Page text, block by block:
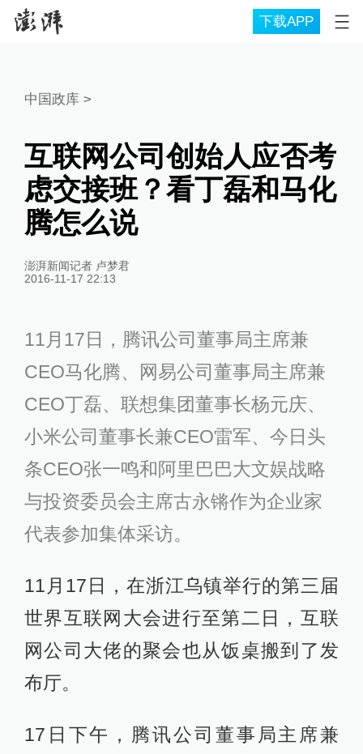
下载APP
中国政库 >
互联网公司创始人应否考
虑交接班？看丁磊和马化
腾怎么说
澎湃新闻记者 卢梦君
2016-11-17 22:13
11月17日，腾讯公司董事局主席兼
CEO马化腾、网易公司董事局主席兼
CEO丁磊、联想集团董事长杨元庆、
小米公司董事长兼CEO雷军、今日头
条CEO张一鸣和阿里巴巴大文娱战略
与投资委员会主席古永锵作为企业家
代表参加集体采访。
11月17日，在浙江乌镇举行的第三届
世界互联网大会进行至第二日，互联
网公司大佬的聚会也从饭桌搬到了发
布厅。
17日下午，腾讯公司董事局主席兼